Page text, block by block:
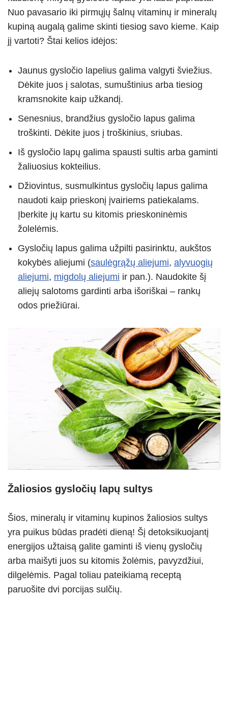
Nuo pavasario iki pirmųjų šalnų vitaminų ir mineralų
kupiną augalą galime skinti tiesiog savo kieme. Kaip
jį vartoti? Štai kelios idėjos:
Jaunus gysločio lapelius galima valgyti šviežius.
Dėkite juos į salotas, sumuštinius arba tiesiog
kramsnokite kaip užkandį.
Senesnius, brandžius gysločio lapus galima
troškinti. Dėkite juos į troškinius, sriubas.
Iš gysločio lapų galima spausti sultis arba gaminti
žaliuosius kokteilius.
Džiovintus, susmulkintus gysločių lapus galima
naudoti kaip prieskonį įvairiems patiekalams.
Įberkite jų kartu su kitomis prieskoninėmis
žolelėmis.
Gysločių lapus galima užpilti pasirinktu, aukštos
kokybės aliejumi (saulėgrąžų aliejumi, alyvuogių
aliejumi, migdolų aliejumi ir pan.). Naudokite šį
aliejų salotoms gardinti arba išoriškai – rankų
odos priežiūrai.
Žaliosios gysločių lapų sultys
Šios, mineralų ir vitaminų kupinos žaliosios sultys
yra puikus būdas pradėti dieną! Šį detoksikuojantį
energijos užtaisą galite gaminti iš vienų gysločių
arba maišyti juos su kitomis žolėmis, pavyzdžiui,
dilgelėmis. Pagal toliau pateikiamą receptą
paruošite dvi porcijas sulčių.